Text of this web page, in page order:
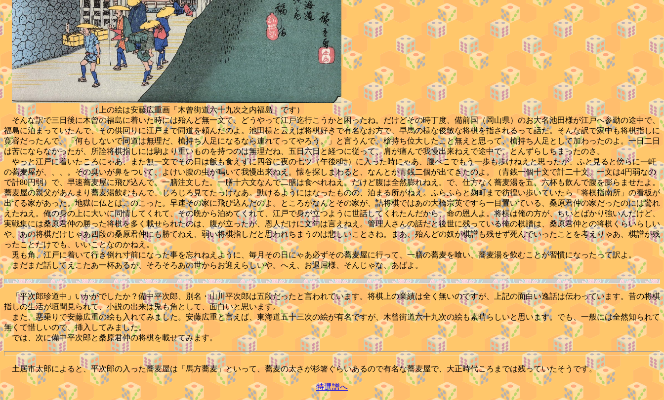
（上の絵は安藤広重画「木曾街道六十九次之内福島」です）
そんな訳で三日後に木曾の福島に着いた時には殆んど無一文で、どうやって江戸迄行こうかと困ったね。だけどその時丁度、備前国（岡山県）のお大名池田様が江戸へ参勤の途中で、
福島に泊まっていたんで、その供回りに江戸まで同道を頼んだのよ。池田様と云えば将棋好きで有名なお方で、早馬の様な俊敏な将棋を指されるって話だ。そんな訳で家中も将棋指しに
寛容だったんで、「何もしないで同道は無理だ、槍持ち人足になるなら連れてってやろう。」と言うんで、槍持ち位大したこと無えと思って、槍持ち人足として加わったのよ。一日二日
は苦にならなかったが、所詮将棋指しには駒より重いものを持つのは無理だね、五日六日と経つに従って、肩が痛んで我慢出来ねえで途中で、とんずらしちまったのさ。
やっと江戸に着いたころにゃあ、また無一文でその日は飯も食えずに四谷に夜の七ツ（午後8時）に入った時にゃあ、腹ぺこでもう一歩も歩けねえと思ったが、ふと見ると傍らに一軒
の蕎麦屋が、、、。その臭いが鼻をついて、よけい腹の虫が鳴いて我慢出来ねえ。懐を探しまわると、なんとか青銭二個が出てきたのよ。（青銭一個十文で計二十文。一文は4円弱なの
で計80円弱）で、早速蕎麦屋に飛び込んで、一膳注文した。一膳十六文なんで二膳は食べれねえ。だけど腹は全然膨れねえ。で、仕方なく蕎麦湯を五、六杯も飲んで腹を膨らませたよ。
蕎麦屋の親父があんまり蕎麦湯飲むもんで、じろじろ見てたっけなあ。動けるようにはなったものの、泊まる所がねえ。ふらふらと麹町まで彷徨い歩いていたら「将棋指南所」の看板が
出てる家があった。地獄に仏とはこのこった。早速その家に飛び込んだのよ。ところがなんとその家が、詰将棋ではあの大橋宗英ですら一目置いている、桑原君仲の家だったのには驚れ
えたねえ。俺の身の上に大いに同情してくれて、その晩から泊めてくれて、江戸で身が立つように世話してくれたんだから、命の恩人よ。将棋は俺の方が、ちいとばかり強いんだけど、
実戦集には桑原君仲の勝った将棋を多く載せられたのは、腹が立ったが、恩人だけに文句は言えねえ。管理人さんの話だと後世に残っている俺の棋譜は、桑原君仲との将棋くらいらしい
や。あの将棋だけじゃあ四段の桑原君仲にも勝てねえ、弱い将棋指しだと思われちまうのは悲しいことさね。まあ、殆んどの奴が棋譜も残せず死んでいったことを考えりゃあ、棋譜が残
ったことだけでも、いいことなのかねえ。
兎も角、江戸に着いて行き倒れ寸前になった事を忘れねえように、毎月その日にゃあ必ずその蕎麦屋に行って、一膳の蕎麦を喰い、蕎麦湯を飲むことが習慣になったって訳よ。
まだまだ話してえこたあ一杯あるが、そろそろあの世からお迎えらしいや。へえ、お退屈様、そんじゃな、あばよ。
「平次郎珍道中」いかがでしたか？備中平次郎、別名・山川平次郎は五段だったと言われています。将棋上の業績は全く無いのですが、上記の面白い逸話は伝わっています。昔の将棋
指しの生活が垣間見られて、小説の出来は兎も角として、面白いと思います。
また、悪乗りで安藤広重の絵も入れてみました。安藤広重と言えば、東海道五十三次の絵が有名ですが、木曾街道六十九次の絵も素晴らしいと思います。でも、一般には全然知られて
無くて惜しいので、挿入してみました。
では、次に備中平次郎と桑原君仲の将棋を載せてみます。
土居市太郎によると、平次郎の入った蕎麦屋は「馬方蕎麦」といって、蕎麦の太さが杉箸ぐらいあるので有名な蕎麦屋で、大正時代ころまでは残っていたそうです。
特選譜へ